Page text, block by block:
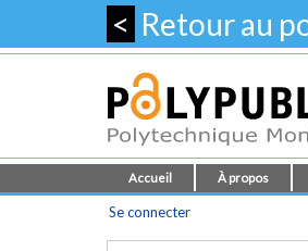
< Retour au
Accueil À propos
Se connecter